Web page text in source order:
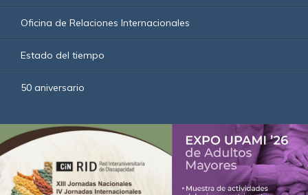
Oficina de Relaciones Internacionales
Estado del tiempo
50 aniversario